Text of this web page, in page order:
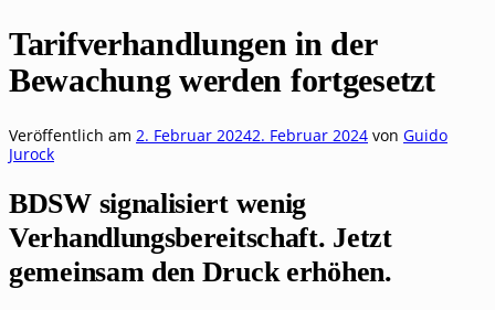
Tarifverhandlungen in der
Bewachung werden fortgesetzt
Veröffentlich am 2. Februar 20242. Februar 2024 von Guido
Jurock
BDSW signalisiert wenig
Verhandlungsbereitschaft. Jetzt
gemeinsam den Druck erhöhen.